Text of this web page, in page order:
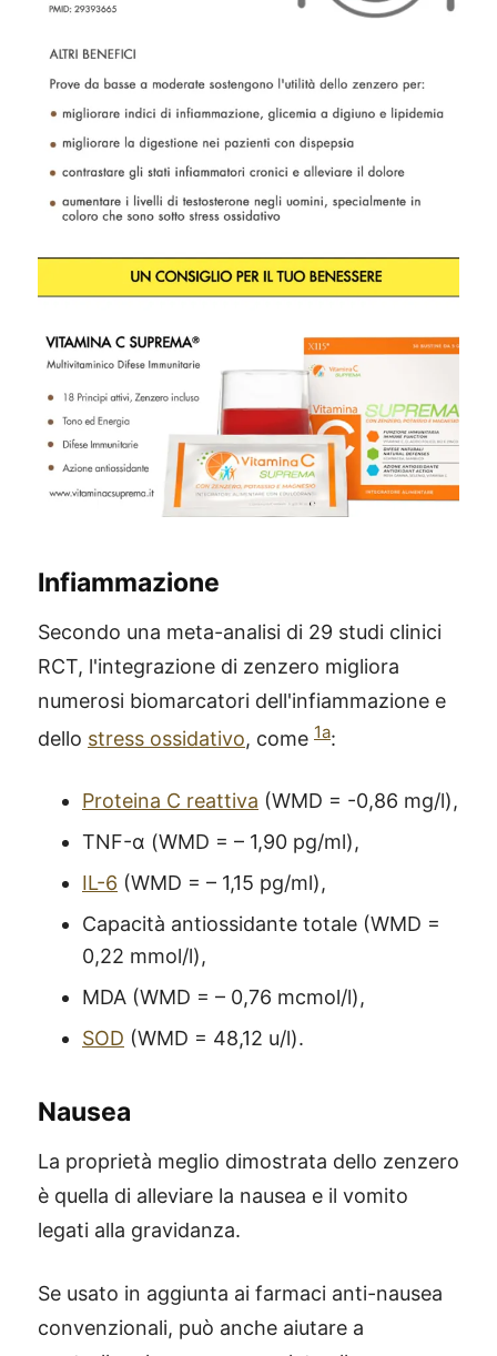
Infiammazione
Secondo una meta-analisi di 29 studi clinici
RCT, l'integrazione di zenzero migliora
numerosi biomarcatori dell'infiammazione e
dello stress ossidativo, come 1a:
Proteina C reattiva (WMD = -0,86 mg/l),
TNF-α (WMD = – 1,90 pg/ml),
IL-6 (WMD = – 1,15 pg/ml),
Capacità antiossidante totale (WMD =
0,22 mmol/l),
MDA (WMD = – 0,76 mcmol/l),
SOD (WMD = 48,12 u/l).
Nausea
La proprietà meglio dimostrata dello zenzero
è quella di alleviare la nausea e il vomito
legati alla gravidanza.
Se usato in aggiunta ai farmaci anti-nausea
convenzionali, può anche aiutare a